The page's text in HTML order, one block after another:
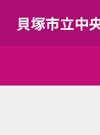
貝塚市立中